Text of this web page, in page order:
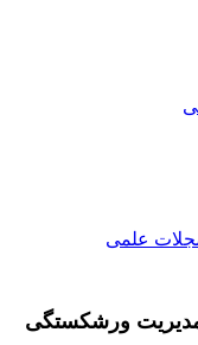
علمی
مدیریت ورشکستگی